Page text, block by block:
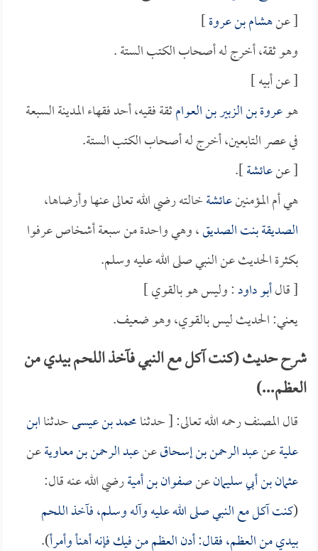
[ عنهشام بن عروة]
وهو ثقة، أخرج له أصحاب الكتب الستة .
[ عن أبيه ]
هوعروة بن الزبير بن العوامثقة فقيه، أحد فقهاء المدينة السبعة
في عصر التابعين، أخرج له أصحاب الكتب الستة.
[ عنعائشة].
هي أم المؤمنينعائشةخالته رضي الله تعالى عنها وأرضاها،
الصديقة بنت الصديق، وهي واحدة من سبعة أشخاص عرفوا
بكثرة الحديث عن النبي صلى الله عليه وسلم.
[ قالأبو داود: وليس هو بالقوي ]
يعني: الحديث ليس بالقوي، وهو ضعيف.
شرح حديث (كنت آكل مع النبي فآخذ اللحم بيدي من
العظم...)
قال المصنف رحمه الله تعالى: [ حدثنامحمد بن عيسىحدثناابن
عليةعنعبد الرحمن بن إسحاقعنعبد الرحمن بن معاويةعن
عثمان بن أبي سليمانعنصفوان بن أميةرضي الله عنه قال:
(كنت آكل مع النبي صلى الله عليه وآله وسلم، فآخذ اللحم
بيدي من العظم، فقال: أدن العظم من فيك فإنه أهنأ وأمرأ).